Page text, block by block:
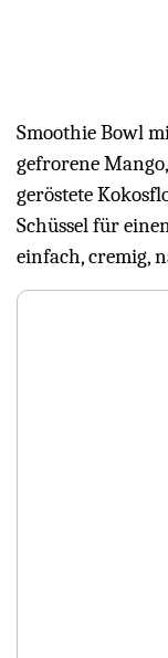
Smoothie Bowl
gefrorene
geröstete
Schüssel für
einfach, cremig,